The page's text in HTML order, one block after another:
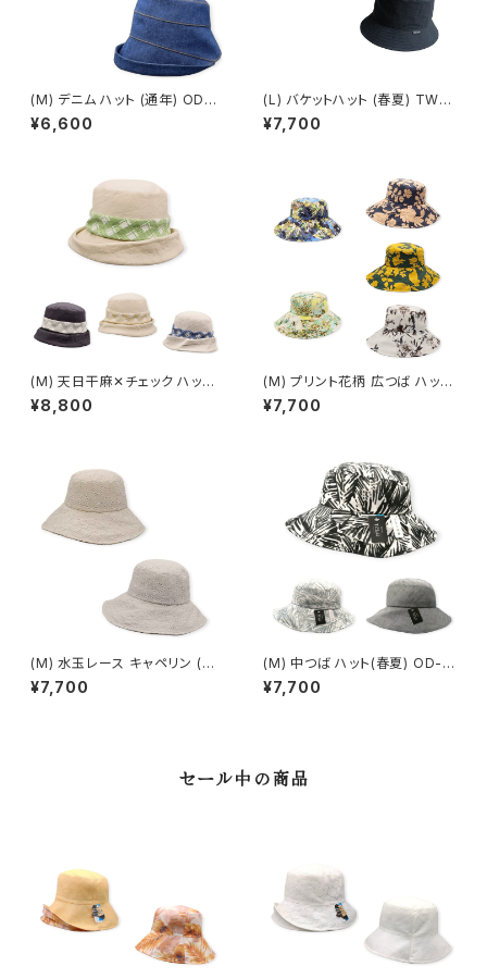
(M) デニム ハット (通年) OD-1
1506
¥6,600
(L) バケットハット (春夏) TW-3
01
¥7,700
(M) 天日干麻✕チェック ハット
(春夏) OD-11301
¥8,800
(M) プリント花柄 広つば ハット
(春夏) ON-11501
¥7,700
(M) 水玉レース キャペリン (春
夏) OE -15311
¥7,700
(M) 中つば ハット(春夏) OD-1
3302
¥7,700
セール中の商品